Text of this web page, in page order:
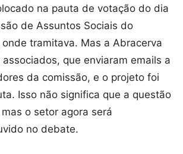
na pauta de votação do dia
de Assuntos Sociais do
onde tramitava. Mas a Abracerva
que enviaram emails a
da comissão, e o projeto foi
Isso não significa que a questão
o setor agora será
no debate.